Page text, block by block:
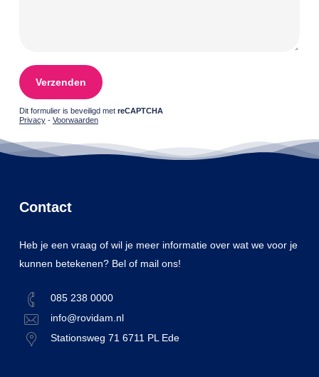
Gelieve dit veld leeg te laten.
Dit formulier is beveiligd met reCAPTCHA
Privacy- Voorwaarden
Contact
Heb je een vraag of wil je meer informatie over wat we voor je
kunnen betekenen? Bel of mail ons!
085 238 0000
info@rovidam.nl
Stationsweg 71 6711 PL Ede